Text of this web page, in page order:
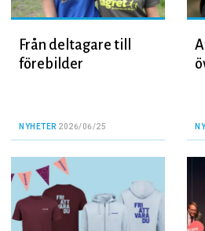
Från deltagare till
förebilder
NYHETER 2026/06/25